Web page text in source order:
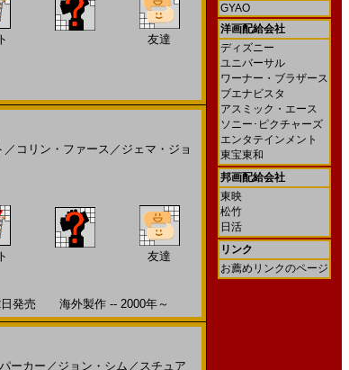
友達
／ コリン・ファース ／ ジェマ・ジョ
友達
日発売 海外製作 -- 2000年～
ーカー／ ジョン・シム ／ スチュア
GYAO
洋画配給会社
ディズニー
ユニバーサル
ワーナー・ブラザース
ブエナビスタ
アスミック・エース
ソニー･ピクチャーズ
エンタテインメント
東宝東和
邦画配給会社
東映
松竹
日活
リンク
お薦めリンクのページ